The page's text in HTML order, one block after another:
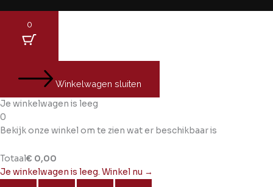
0
Winkelwagen sluiten
Je winkelwagen is leeg
0
Bekijk onze winkel om te zien wat er beschikbaar is
Totaal€ 0,00
Je winkelwagen is leeg. Winkel nu →